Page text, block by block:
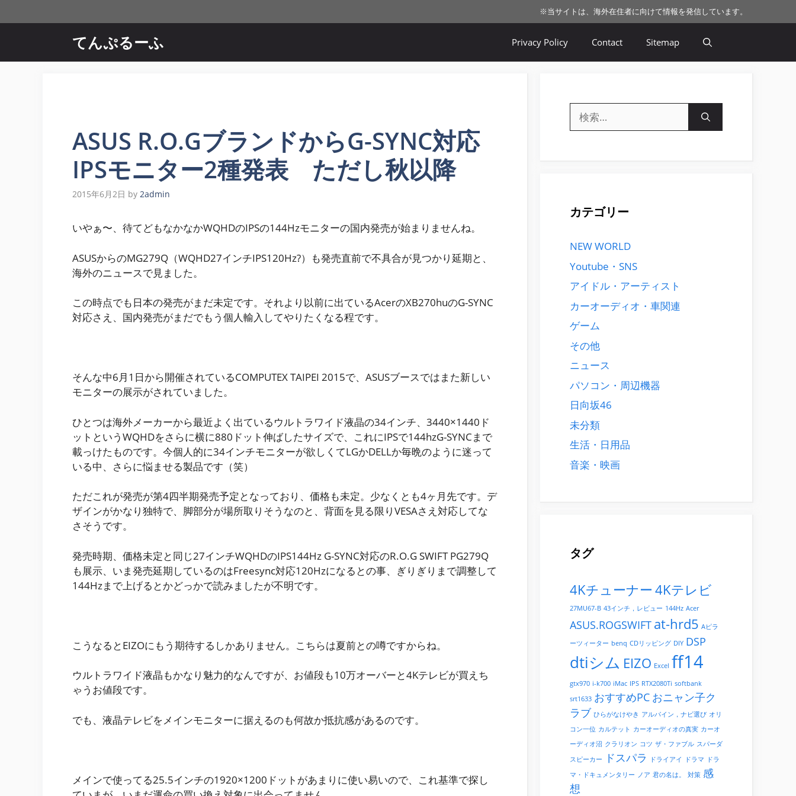
ン
ツ
※当サイトは、海外在住者に向けて情報を発信しています。
てんぷるーふ Privacy Policy Contact Sitemap
ASUS R.O.GブランドからG-SYNC対応
IPSモニター2種発表 ただし秋以降
2015年6月2日 by 2admin
いやぁ〜、待てどもなかなかWQHDのIPSの144Hzモニターの国内発売が始まりませんね。
ASUSからのMG279Q（WQHD27インチIPS120Hz?）も発売直前で不具合が見つかり延期と、
海外のニュースで見ました。
この時点でも日本の発売がまだ未定です。それより以前に出ているAcerのXB270huのG-SYNC
対応さえ、国内発売がまだでもう個人輸入してやりたくなる程です。
そんな中6月1日から開催されているCOMPUTEX TAIPEI 2015で、ASUSブースではまた新しい
モニターの展示がされていました。
ひとつは海外メーカーから最近よく出ているウルトラワイド液晶の34インチ、3440×1440ド
ットというWQHDをさらに横に880ドット伸ばしたサイズで、これにIPSで144hzG-SYNCまで
載っけたものです。今個人的に34インチモニターが欲しくてLGかDELLか毎晩のように迷って
いる中、さらに悩ませる製品です（笑）
ただこれが発売が第4四半期発売予定となっており、価格も未定。少なくとも4ヶ月先です。デ
ザインがかなり独特で、脚部分が場所取りそうなのと、背面を見る限りVESAさえ対応してな
さそうです。
発売時期、価格未定と同じ27インチWQHDのIPS144Hz G-SYNC対応のR.O.G SWIFT PG279Q
も展示、いま発売延期しているのはFreesync対応120Hzになるとの事、ぎりぎりまで調整して
144Hzまで上げるとかどっかで読みましたが不明です。
こうなるとEIZOにもう期待するしかありません。こちらは夏前との噂ですからね。
ウルトラワイド液晶もかなり魅力的なんですが、お値段も10万オーバーと4Kテレビが買えち
ゃうお値段です。
でも、液晶テレビをメインモニターに据えるのも何故か抵抗感があるのです。
メインで使ってる25.5インチの1920×1200ドットがあまりに使い易いので、これ基準で探し
索:
カテゴリー
NEW WORLD
Youtube・SNS
アイドル・アーティスト
カーオーディオ・車関連
ゲーム
その他
ニュース
パソコン・周辺機器
日向坂46
未分類
生活・日用品
音楽・映画
タグ
4Kチューナー4Kテレビ
27MU67-B 43インチ，レビュー 144Hz Acer
ASUS.ROGSWIFT at-hrd5 Aピラ
ーツィーター benq CDリッピング DIY DSP
dtiシム EIZO Excel ff14
gtx970 i-k700 iMac IPS RTX2080Ti softbank
srt1633 おすすめPC おニャン子ク
ラブ ひらがなけやき アルパイン，ナビ選び オリ
コン一位 カルテット カーオーディオの真実 カーオ
ーディオ沼 クラリオン コツ ザ・ファブル スパーダ
スピーカー
ドスパラ ドライアイ ドラマ
ドラ
マ・ドキュメンタリー ノア 君の名は。 対策 感
想